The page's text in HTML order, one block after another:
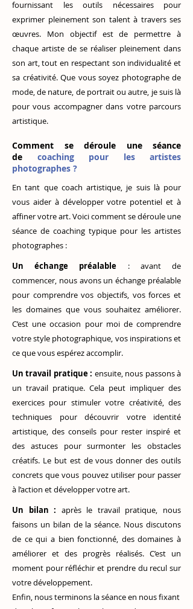
fournissant les outils nécessaires pour
exprimer pleinement son talent à travers ses
œuvres. Mon objectif est de permettre à
chaque artiste de se réaliser pleinement dans
son art, tout en respectant son individualité et
sa créativité. Que vous soyez photographe de
mode, de nature, de portrait ou autre, je suis là
pour vous accompagner dans votre parcours
artistique.
Comment se déroule une séance
de coaching pour les artistes
photographes ?
En tant que coach artistique, je suis là pour
vous aider à développer votre potentiel et à
affiner votre art. Voici comment se déroule une
séance de coaching typique pour les artistes
photographes :
Un échange préalable : avant de
commencer, nous avons un échange préalable
pour comprendre vos objectifs, vos forces et
les domaines que vous souhaitez améliorer.
C’est une occasion pour moi de comprendre
votre style photographique, vos inspirations et
ce que vous espérez accomplir.
Un travail pratique : ensuite, nous passons à
un travail pratique. Cela peut impliquer des
exercices pour stimuler votre créativité, des
techniques pour découvrir votre identité
artistique, des conseils pour rester inspiré et
des astuces pour surmonter les obstacles
créatifs. Le but est de vous donner des outils
concrets que vous pouvez utiliser pour passer
à l’action et développer votre art.
Un bilan : après le travail pratique, nous
faisons un bilan de la séance. Nous discutons
de ce qui a bien fonctionné, des domaines à
améliorer et des progrès réalisés. C’est un
moment pour réfléchir et prendre du recul sur
votre développement.
Enfin, nous terminons la séance en nous fixant